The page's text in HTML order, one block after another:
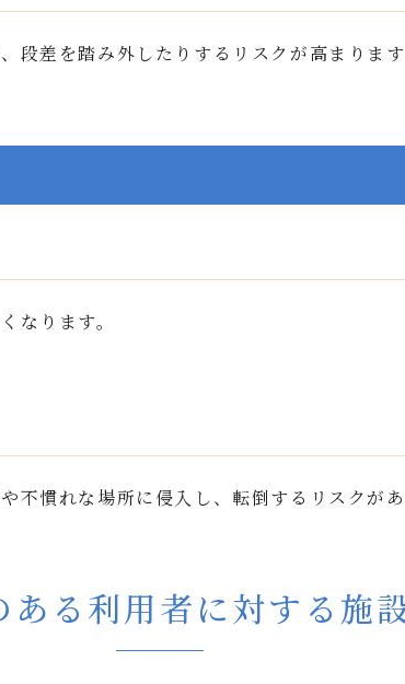
段差を踏み外したりするリスクが高まりま
なります。
不慣れな場所に侵入し、転倒するリスクが
る利用者に対する施